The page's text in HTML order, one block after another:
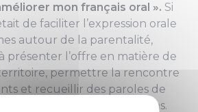
mon français oral ». Si
de faciliter l’expression orale
autour de la parentalité,
à présenter l’offre en matière de
permettre la rencontre
et recueillir des paroles de
leurs préoccupations.